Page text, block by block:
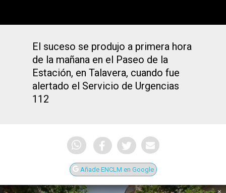
El suceso se produjo a primera hora
de la mañana en el Paseo de la
Estación, en Talavera, cuando fue
alertado el Servicio de Urgencias
112
Añade ENCLM en Google